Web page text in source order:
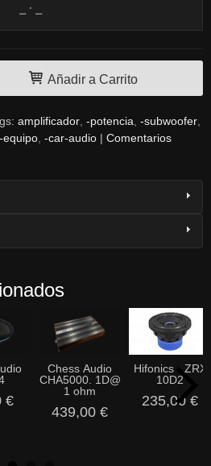
Añadir a Carrito
amplificador -potencia -subwoofer
-equipo -car-audio | Comentarios
€
Chess Audio
CHA5000. 1D@
1 ohm
439,00 €
Hifonics - ZRX
10D2
235,00 €